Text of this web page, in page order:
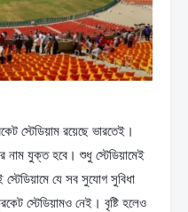
স্টেডিয়াম রয়েছে ভারতেই।
নাম যুক্ত হবে। শুধু স্টেডিয়ামেই
যে সব সুযোগ সুবিধা
স্টেডিয়ামও নেই। বৃষ্টি হলেও